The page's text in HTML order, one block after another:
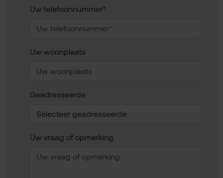
Uw telefoonnummer*
Uw woonplaats
Geadresseerde
Uw vraag of opmerking